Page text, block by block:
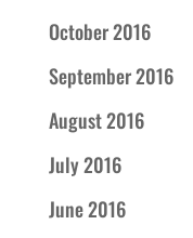
October 2016
September 2016
August 2016
July 2016
June 2016